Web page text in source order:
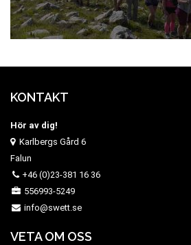
KONTAKT
Hör av dig!
Karlbergs Gård 6
Falun
+46 (0)23-381 16 36
556993-5249
info@swett.se
VETA OM OSS